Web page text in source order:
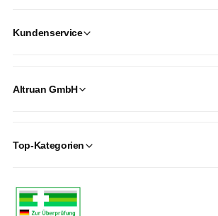
Kundenservice
Altruan GmbH
Top-Kategorien